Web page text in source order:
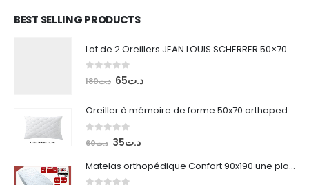
BEST SELLING PRODUCTS
Lot de 2 Oreillers JEAN LOUIS SCHERRER 50×70
out of 5
د.ت180
Le
initial
était :
د.ت65
Le
actuel
Oreiller à mémoire de forme 50x70 orthopedique
out of 5
د.ت60
Le
initial
د.ت35
Le
actuel
Matelas orthopédique Confort 90x190 une place